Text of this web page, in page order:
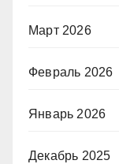
Март 2026
Февраль 2026
Январь 2026
Декабрь 2025